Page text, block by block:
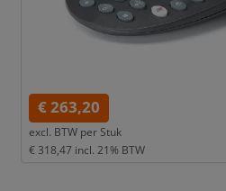
€ 263,20
excl. BTW per Stuk
€ 318,47 incl. 21% BTW